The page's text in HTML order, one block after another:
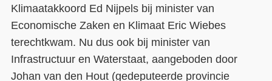
Klimaatakkoord Ed Nijpels bij minister van
Economische Zaken en Klimaat Eric Wiebes
terechtkwam. Nu dus ook bij minister van
Infrastructuur en Waterstaat, aangeboden door
Johan van den Hout (gedeputeerde provincie